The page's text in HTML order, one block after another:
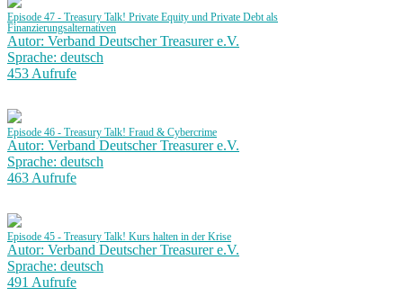
Episode 47 - Treasury Talk! Private Equity und Private Debt als
Finanzierungsalternativen
Autor: Verband Deutscher Treasurer e.V.
Sprache: deutsch
453 Aufrufe
Episode 46 - Treasury Talk! Fraud & Cybercrime
Autor: Verband Deutscher Treasurer e.V.
Sprache: deutsch
463 Aufrufe
Episode 45 - Treasury Talk! Kurs halten in der Krise
Autor: Verband Deutscher Treasurer e.V.
Sprache: deutsch
491 Aufrufe